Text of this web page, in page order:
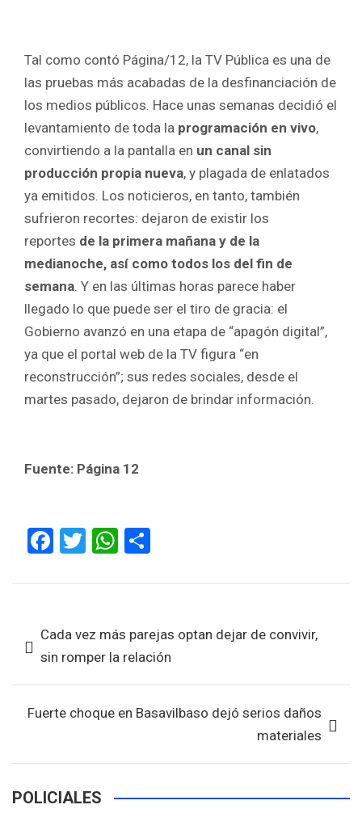
Tal como contó Página/12, la TV Pública es una de
las pruebas más acabadas de la desfinanciación de
los medios públicos. Hace unas semanas decidió el
levantamiento de toda la programación en vivo,
convirtiendo a la pantalla en un canal sin
producción propia nueva, y plagada de enlatados
ya emitidos. Los noticieros, en tanto, también
sufrieron recortes: dejaron de existir los
reportes de la primera mañana y de la
medianoche, así como todos los del fin de
semana. Y en las últimas horas parece haber
llegado lo que puede ser el tiro de gracia: el
Gobierno avanzó en una etapa de “apagón digital”,
ya que el portal web de la TV figura “en
reconstrucción”; sus redes sociales, desde el
martes pasado, dejaron de brindar información.
Fuente: Página 12
F
ce
o
o
k
T
tt
W
at
A
p
p
ar
de
entradas
Cada vez más parejas optan dejar de convivir,
sin romper la relación
Fuerte choque en Basavilbaso dejó serios daños
materiales
POLICIALES